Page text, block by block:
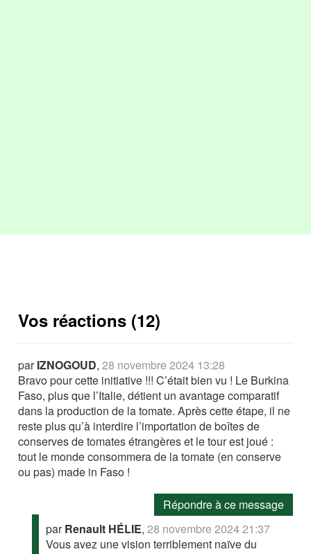
Vos réactions (12)
parIZNOGOUD,28 novembre 2024 13:28
Bravo pour cette initiative !!! C’était bien vu ! Le Burkina
Faso, plus que l’Italie, détient un avantage comparatif
dans la production de la tomate. Après cette étape, il ne
reste plus qu’à interdire l’importation de boîtes de
conserves de tomates étrangères et le tour est joué :
tout le monde consommera de la tomate (en conserve
ou pas) made in Faso !
Répondre à ce message
parRenault HÉLIE,28 novembre 2024 21:37
Vous avez une vision terriblement naïve du